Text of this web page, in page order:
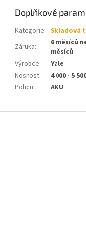
Doplňkové
Kategorie: Skladová
Záruka:
6 měsíců
měsíců
Výrobce:
Yale
Nosnost:
4 000 - 5
Pohon: AKU